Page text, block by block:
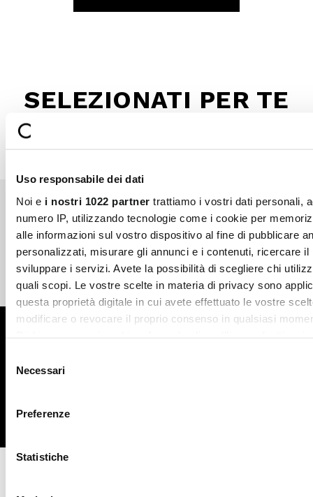
Uso responsabile dei dati
Noi e i nostri 1022 partner trattiamo i vostri dati personali,
numero IP, utilizzando tecnologie come i cookie per
alle informazioni sul vostro dispositivo al fine di pubblicare
personalizzati, misurare gli annunci e i contenuti, ricercare il
sviluppare i servizi. Avete la possibilità di scegliere chi
quali scopi. Le vostre scelte in materia di privacy sono
questa proprietà digitale in cui avete effettuato le vostre
modificare o revocare il proprio consenso in qualsiasi
Con il tuo consenso, vorremmo anche:
Identificare il tuo dispositivo, scansionandolo
Approfondisci come vengono elaborati i tuoi dati personali e
delNecessari
Preferenze
Statistiche
SELEZIONATI PER TE
Pagamenti sicuri Spedizione veloce
Reso gratuito in store Supporto garantito
Facebook